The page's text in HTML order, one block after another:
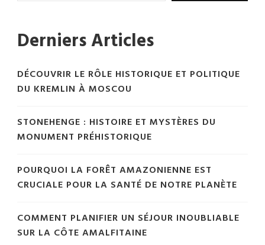
Derniers Articles
DÉCOUVRIR LE RÔLE HISTORIQUE ET POLITIQUE
DU KREMLIN À MOSCOU
STONEHENGE : HISTOIRE ET MYSTÈRES DU
MONUMENT PRÉHISTORIQUE
POURQUOI LA FORÊT AMAZONIENNE EST
CRUCIALE POUR LA SANTÉ DE NOTRE PLANÈTE
COMMENT PLANIFIER UN SÉJOUR INOUBLIABLE
SUR LA CÔTE AMALFITAINE